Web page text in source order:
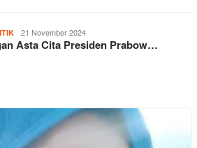
21 November 2024
Asta Cita Presiden Prabow…